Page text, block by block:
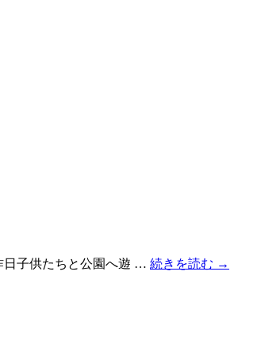
日子供たちと公園へ遊 … 続きを読む →